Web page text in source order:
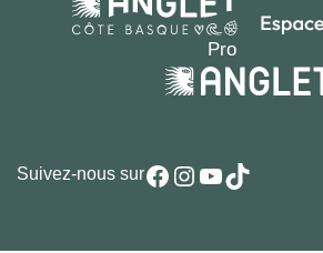
Suivez-nous surFacebook
Instagram
YouTube
TikTok